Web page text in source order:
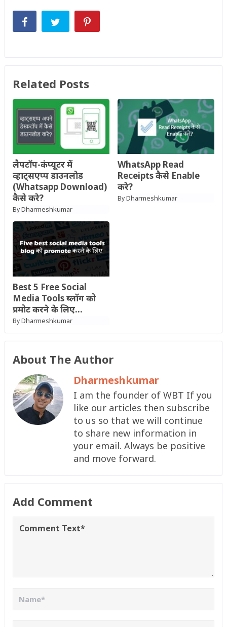
Related Posts
लैपटॉप-कंप्यूटर में
व्हाट्सएप्प डाउनलोड
(Whatsapp Download)
कैसे करे?
ByDharmeshkumar
WhatsApp Read
Receipts कैसे Enable
करे?
ByDharmeshkumar
Best 5 Free Social
Media Tools ब्लॉग को
प्रमोट करने के लिए…
ByDharmeshkumar
About The Author
Dharmeshkumar
I am the founder of WBT If you
like our articles then subscribe
to us so that we will continue
to share new information in
your email. Always be positive
and move forward.
Add Comment